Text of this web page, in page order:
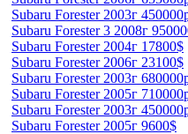
Subaru Forester 2003г
Subaru Forester 3 2008г
Subaru Forester 2004г 17800$
Subaru Forester 2006г 23100$
Subaru Forester 2003г
Subaru Forester 2005г
Subaru Forester 2003г
Subaru Forester 2005г 9600$